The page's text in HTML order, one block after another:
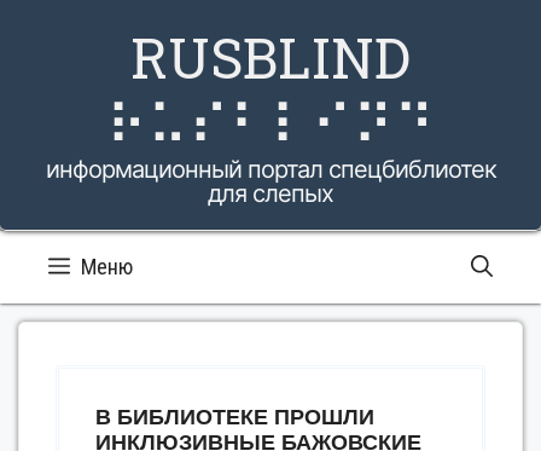
RUSBLIND
⠗⠥⠎⠃⠇⠊⠝⠙
информационный портал спецбиблиотек
для слепых
Меню
В БИБЛИОТЕКЕ ПРОШЛИ
ИНКЛЮЗИВНЫЕ БАЖОВСКИЕ